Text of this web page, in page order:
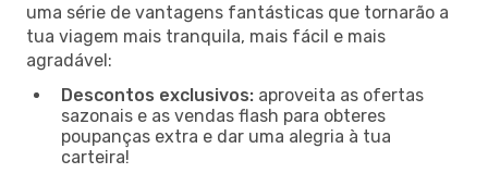
uma série de vantagens fantásticas que tornarão a
tua viagem mais tranquila, mais fácil e mais
agradável:
Descontos exclusivos: aproveita as ofertas
sazonais e as vendas flash para obteres
poupanças extra e dar uma alegria à tua
carteira!